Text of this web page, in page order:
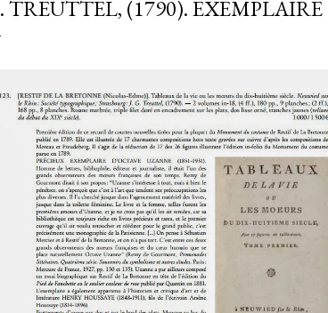
TREUTTEL, (1790).